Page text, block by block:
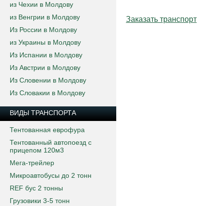
из Чехии в Молдову
из Венгрии в Молдову
Из России в Молдову
из Украины в Молдову
Из Испании в Молдову
Из Австрии в Молдову
Из Словении в Молдову
Из Словакии в Молдову
ВИДЫ ТРАНСПОРТА
Тентованная еврофура
Тентованный автопоезд с
прицепом 120м3
Мега-трейлер
Микроавтобусы до 2 тонн
REF бус 2 тонны
Грузовики 3-5 тонн
Заказать транспорт